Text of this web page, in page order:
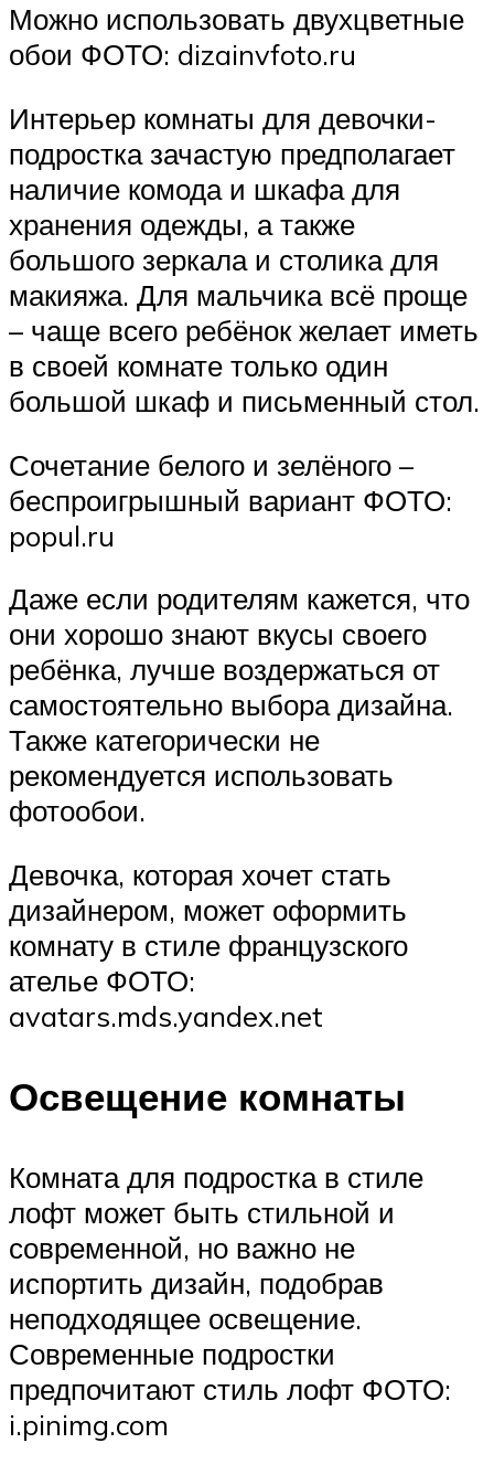
Можно использовать двухцветные
обои ФОТО: dizainvfoto.ru
Интерьер комнаты для девочки-
подростка зачастую предполагает
наличие комода и шкафа для
хранения одежды, а также
большого зеркала и столика для
макияжа. Для мальчика всё проще
– чаще всего ребёнок желает иметь
в своей комнате только один
большой шкаф и письменный стол.
Сочетание белого и зелёного –
беспроигрышный вариант ФОТО:
popul.ru
Даже если родителям кажется, что
они хорошо знают вкусы своего
ребёнка, лучше воздержаться от
самостоятельно выбора дизайна.
Также категорически не
рекомендуется использовать
фотообои.
Девочка, которая хочет стать
дизайнером, может оформить
комнату в стиле французского
ателье ФОТО:
avatars.mds.yandex.net
Освещение комнаты
Комната для подростка в стиле
лофт может быть стильной и
современной, но важно не
испортить дизайн, подобрав
неподходящее освещение.
Современные подростки
предпочитают стиль лофт ФОТО:
i.pinimg.com